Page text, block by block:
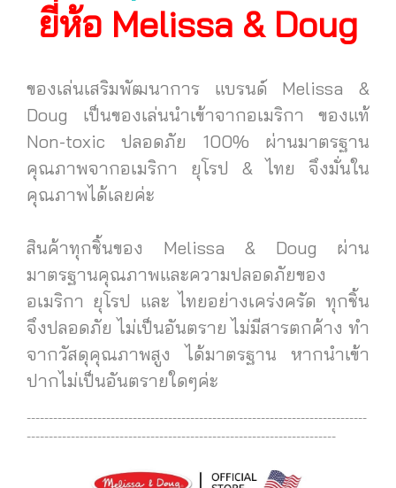
ยี่ห้อ Melissa & Doug
ของเล่นเสริมพัฒนาการ แบรนด์ Melissa &
Doug เป็นของเล่นนำเข้าจากอเมริกา ของแท้
Non-toxic ปลอดภัย 100% ผ่านมาตรฐาน
คุณภาพจากอเมริกา ยุโรป & ไทย จึงมั่นใน
คุณภาพได้เลยค่ะ
สินค้าทุกชิ้นของ Melissa & Doug ผ่าน
มาตรฐานคุณภาพและความปลอดภัยของ
อเมริกา ยุโรป และ ไทยอย่างเคร่งครัด ทุกชิ้น
จึงปลอดภัย ไม่เป็นอันตราย ไม่มีสารตกค้าง ทำ
จากวัสดุคุณภาพสูง ได้มาตรฐาน หากนำเข้า
ปากไม่เป็นอันตรายใดๆค่ะ
-----------------------------------------------------------------------------
----------------------------------------------------------------------